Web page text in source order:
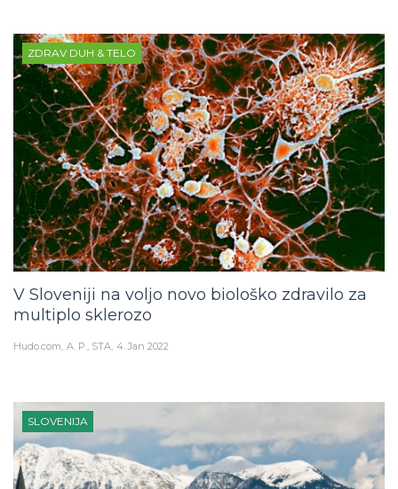
ZDRAV DUH & TELO
V Sloveniji na voljo novo biološko zdravilo za
multiplo sklerozo
Hudo.com A. P., STA 4. Jan 2022
SLOVENIJA